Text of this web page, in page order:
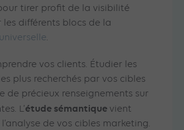
tirer profit de la visibilité
différents blocs de la
.
vos clients. Étudier les
plus recherchés par vos cibles
de précieux renseignements sur
L’étude sémantique vient
de vos cibles marketing.